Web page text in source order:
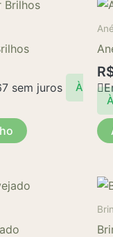
sem juros
À